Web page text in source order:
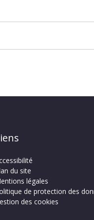
du site
légales
de protection des
des cookies